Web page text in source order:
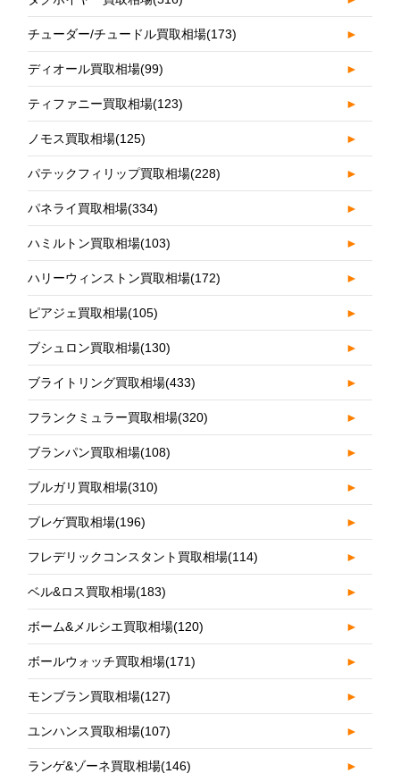
チューダー/チュードル買取相場(173) ►
ディオール買取相場(99) ►
ティファニー買取相場(123) ►
ノモス買取相場(125) ►
パテックフィリップ買取相場(228) ►
パネライ買取相場(334) ►
ハミルトン買取相場(103) ►
ハリーウィンストン買取相場(172) ►
ピアジェ買取相場(105) ►
ブシュロン買取相場(130) ►
ブライトリング買取相場(433) ►
フランクミュラー買取相場(320) ►
ブランパン買取相場(108) ►
ブルガリ買取相場(310) ►
ブレゲ買取相場(196) ►
フレデリックコンスタント買取相場(114) ►
ベル&ロス買取相場(183) ►
ボーム&メルシエ買取相場(120) ►
ボールウォッチ買取相場(171) ►
モンブラン買取相場(127) ►
ユンハンス買取相場(107) ►
ランゲ&ゾーネ買取相場(146) ►